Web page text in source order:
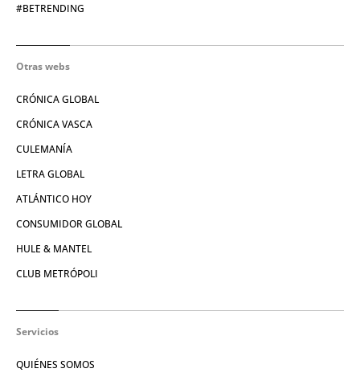
#BETRENDING
Otras webs
CRÓNICA GLOBAL
CRÓNICA VASCA
CULEMANÍA
LETRA GLOBAL
ATLÁNTICO HOY
CONSUMIDOR GLOBAL
HULE & MANTEL
CLUB METRÓPOLI
Servicios
QUIÉNES SOMOS